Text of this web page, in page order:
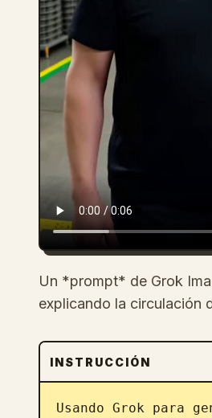
Un *prompt* de Grok
explicando la circulación
INSTRUCCIÓN
Usando Grok para